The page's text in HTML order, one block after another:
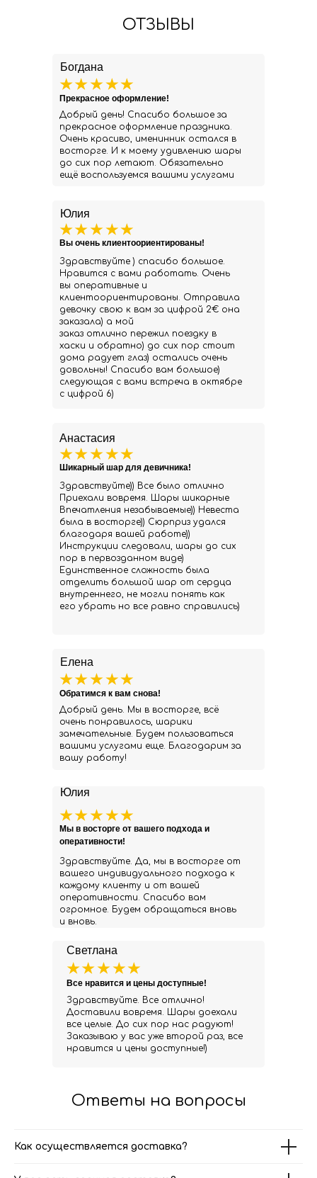
ОТЗЫВЫ
Юлия
Здравствуйте. Да, мы в восторге от
вашего индивидуального подхода к
каждому клиенту и от вашей
оперативности. Спасибо вам
огромное. Будем обращаться вновь
и вновь.
Мы в восторге от вашего подхода и
оперативности!
Светлана
Здравствуйте. Все отлично!
Доставили вовремя. Шары доехали
все целые. До сих пор нас радуют!
Заказываю у вас уже второй раз, все
нравится и цены доступные!)
Все нравится и цены доступные!
Елена
Добрый день. Мы в восторге, всё
очень понравилось, шарики
замечательные. Будем пользоваться
вашими услугами еще. Благодарим за
вашу работу!
Обратимся к вам снова!
Юлия
Здравствуйте ) спасибо большое.
Нравится с вами работать. Очень
вы оперативные и
клиентоориентированы. Отправила
девочку свою к вам за цифрой 2€ она
заказала) а мой
заказ отлично пережил поездку в
хаски и обратно) до сих пор стоит
дома радует глаз) остались очень
довольны! Спасибо вам большое)
следующая с вами встреча в октябре
с цифрой 6)
Вы очень клиентоориентированы!
Анастасия
Здравствуйте)) Все было отлично
Приехали вовремя. Шары шикарные
Впечатления незабываемые)) Невеста
была в восторге)) Сюрприз удался
благодаря вашей работе))
Инструкции следовали, шары до сих
пор в первозданном виде)
Единственное сложность была
отделить большой шар от сердца
внутреннего, не могли понять как
его убрать но все равно справились)
Шикарный шар для девичника!
Богдана
Добрый день! Спасибо большое за
прекрасное оформление праздника.
Очень красиво, именинник остался в
восторге. И к моему удивлению шары
до сих пор летают. Обязательно
ещё воспользуемся вашими услугами
Прекрасное оформление!
Ответы на вопросы
Как осуществляется доставка?